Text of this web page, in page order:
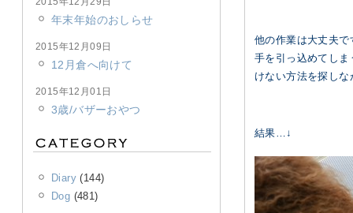
他の作業は大丈夫
手を引っ込めてし
けない方法を探しな
結果…↓
年末年始のおしらせ
2015年12月09日
12月倉へ向けて
2015年12月01日
3歳/バザーおやつ
Diary(144)
Dog (481)